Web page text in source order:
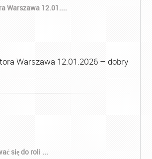
Warszawa 12.01....
Warszawa 12.01.2026 – dobry
się do roli ...